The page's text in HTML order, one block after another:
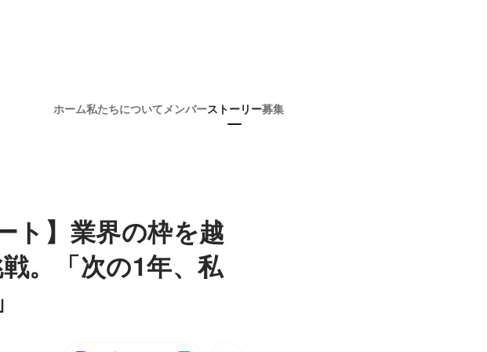
ホーム私たちについて メンバーストーリー募集
ト】業界の枠を越
。「次の1年、私